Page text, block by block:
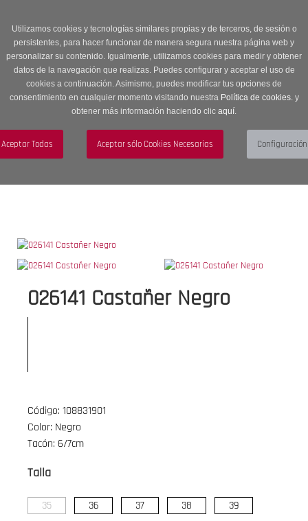
Utilizamos cookies y tecnologías similares propias y de terceros, de sesión o
persistentes, para hacer funcionar de manera segura nuestra página web y
personalizar su contenido. Igualmente, utilizamos cookies para medir y obtener
datos de la navegación que realizas. Puedes configurar y aceptar el uso de
cookies a continuación. Asimismo, puedes modificar tus opciones de
consentimiento en cualquier momento visitando nuestra Política de cookies.y
obtener más información haciendo clic aquí.
descuento en Sección OUTLET con código OUTLET20
navigation
Menú
026141 Castañer Negro
Código: 108831901
Color: Negro
Tacón: 6/7cm
Talla
35 36 37 38 39